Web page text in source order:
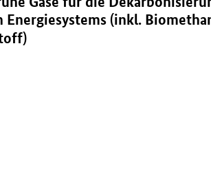
Energiesystems (inkl.